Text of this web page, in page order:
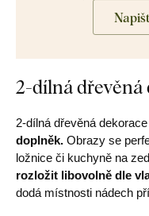
2-dílná
2-dílná dřevěná
doplněk. Obrazy se
ložnice či kuchyně na
rozložit libovolně dle
dodá místnosti nádech